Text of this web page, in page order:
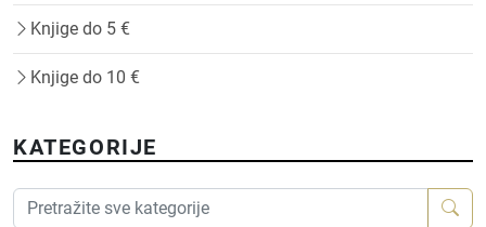
Knjige do 5 €
Knjige do 10 €
KATEGORIJE